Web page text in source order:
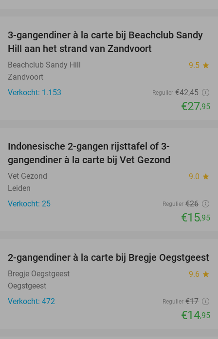
34%
3-gangendiner à la carte bij Beachclub Sandy
Hill aan het strand van Zandvoort
Beachclub Sandy Hill 9.5 star
Zandvoort
Verkocht: 1.153
Regulier €42,45
€27,95
Indonesische 2-gangen rijsttafel of 3-
gangendiner à la carte bij Vet Gezond
Vet Gezond 9.0 star
Leiden
Verkocht: 25
Regulier €26
€15,95
12%
2-gangendiner à la carte bij Bregje Oegstgeest
Bregje Oegstgeest 9.6 star
Oegstgeest
Verkocht: 472
Regulier €17
€14,95